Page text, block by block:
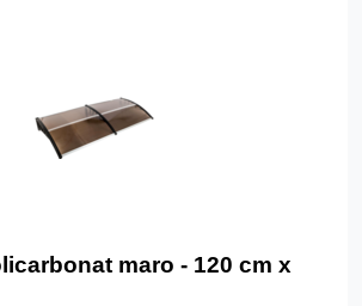
maro - 120 cm x